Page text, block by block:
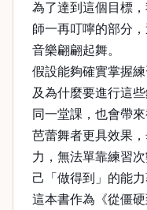
為了達到這個目標
師一再叮嚀的部分
音樂翩翩起舞。
假設能夠確實掌握
及為什麼要進行這
同一堂課，也會帶
芭蕾舞者更具效果
力，無法單靠練習
己「做得到」的能力
這本書作為《從僵